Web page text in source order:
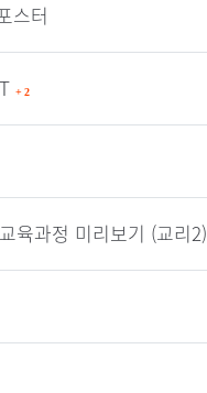
스터
+ 2
육과정 미리보기 (교리2)